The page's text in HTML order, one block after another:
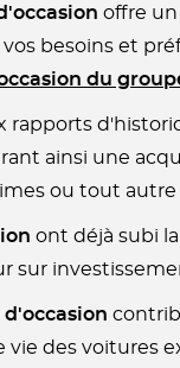
offre
besoins et
du
rapports
ainsi une
ou tout
ont déjà subi
sur
des voitures